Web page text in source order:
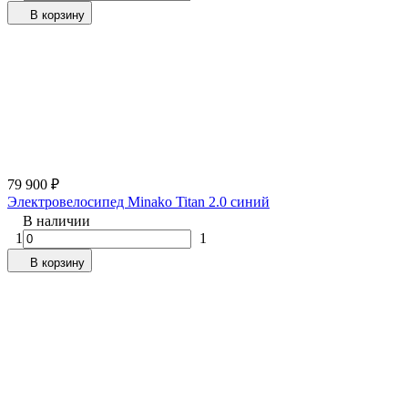
В корзину
79 900 ₽
Электровелосипед Minako Titan 2.0 синий
В наличии
1
1
В корзину